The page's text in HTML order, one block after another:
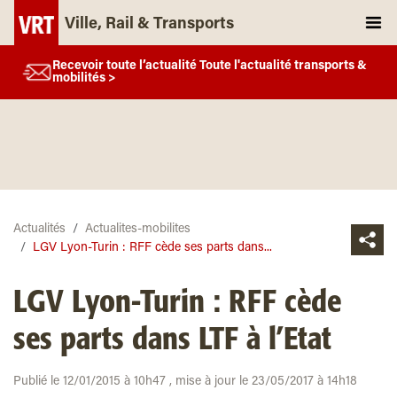
Ville, Rail & Transports
Recevoir toute l’actualité Toute l'actualité transports &
mobilités >
Actualités
Actualites-mobilites
LGV Lyon-Turin : RFF cède ses parts dans...
LGV Lyon-Turin : RFF cède
ses parts dans LTF à l’Etat
Publié le 12/01/2015 à 10h47 , mise à jour le 23/05/2017 à 14h18